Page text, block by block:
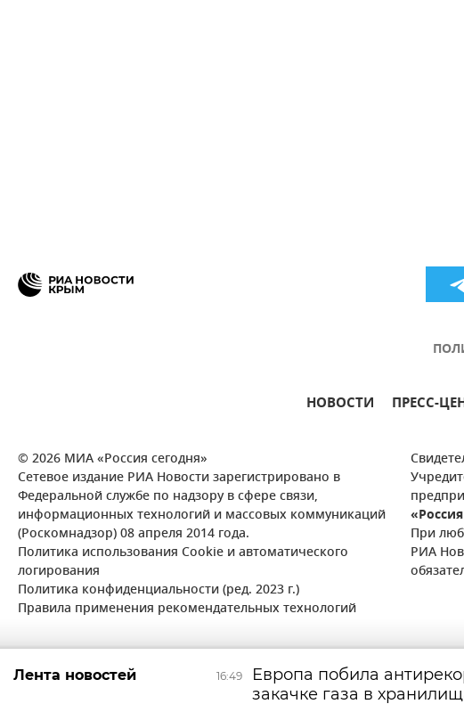
НОВОСТИ ПРЕСС-
© 2026 МИА «Россия сегодня»
Сетевое издание РИА Новости зарегистрировано в
Федеральной службе по надзору в сфере связи,
информационных технологий и массовых коммуникаций
(Роскомнадзор) 08 апреля 2014 года.
Политика использования Cookie и автоматического
логирования
Политика конфиденциальности (ред. 2023 г.)
Правила применения рекомендательных технологий
При
РИА
16:49
Европа побила
закачке газа в
Лента новостей